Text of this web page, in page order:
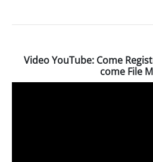
Video YouTube: Come
come File